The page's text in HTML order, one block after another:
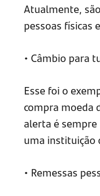
Atualmente,
pessoas físicas
• Câmbio para
Esse foi o
compra moeda
alerta é
uma instituição
• Remessas